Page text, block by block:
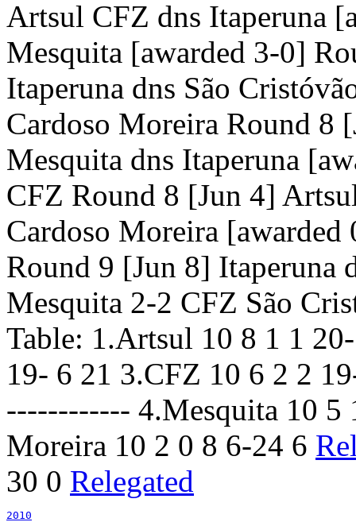
Artsul CFZ dns Itaperuna
Mesquita [awarded 3-0]
Itaperuna dns São
Cardoso Moreira Round 8
Mesquita dns Itaperuna
CFZ Round 8 [Jun 4]
Cardoso Moreira
Round 9 [Jun 8] Itaperuna
Mesquita 2-2 CFZ São
Table: 1.Artsul 10 8 1 1
19- 6 21 3.CFZ 10 6 2 2
------------ 4.Mesquita 10 5
Moreira 10 2 0 8 6-24 6
30 0 Relegated
2010